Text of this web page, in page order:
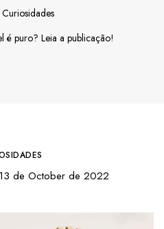
Curiosidades
é puro? Leia a publicação!
13 de October de 2022